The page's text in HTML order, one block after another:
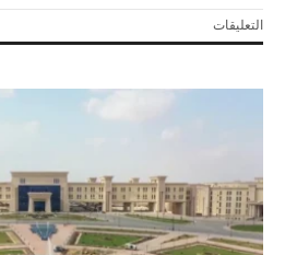
التعليقاتعلى
جولة
السيسي
للأشقاء
مغلقة